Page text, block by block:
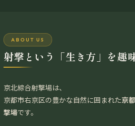
ABOUT US
射撃という「生き方」を趣
京北綜合射撃場は、
京都市右京区の豊かな自然に囲まれた京
撃場です。